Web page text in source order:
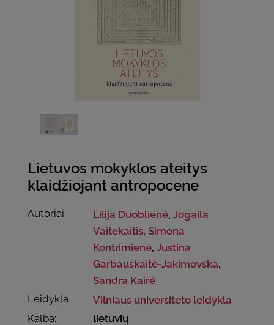
Lietuvos mokyklos ateitys
klaidžiojant antropocene
Autoriai Lilija Duoblienė,Jogaila
Vaitekaitis,Simona
Kontrimienė,Justina
Garbauskaitė-Jakimovska,
Sandra Kairė
Leidykla
Vilniaus universiteto leidykla
Kalba:
lietuvių